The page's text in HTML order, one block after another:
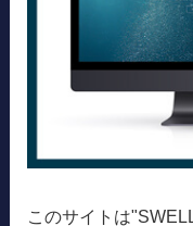
このサイトは